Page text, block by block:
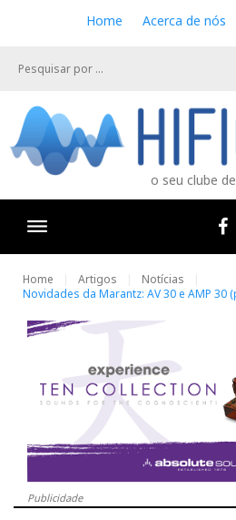
e
Home Acerca de nós
o seu clube
Home Artigos
Notícias
Novidades da Marantz: AV 30 e AMP 30
Publicidade